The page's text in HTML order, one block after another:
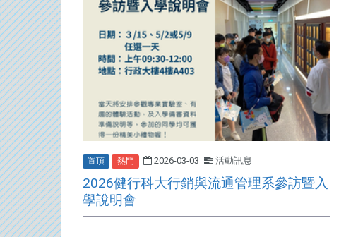
置頂 熱門 2026-03-03 活動訊息
2026健行科大行銷與流通管理系參訪暨入
學說明會